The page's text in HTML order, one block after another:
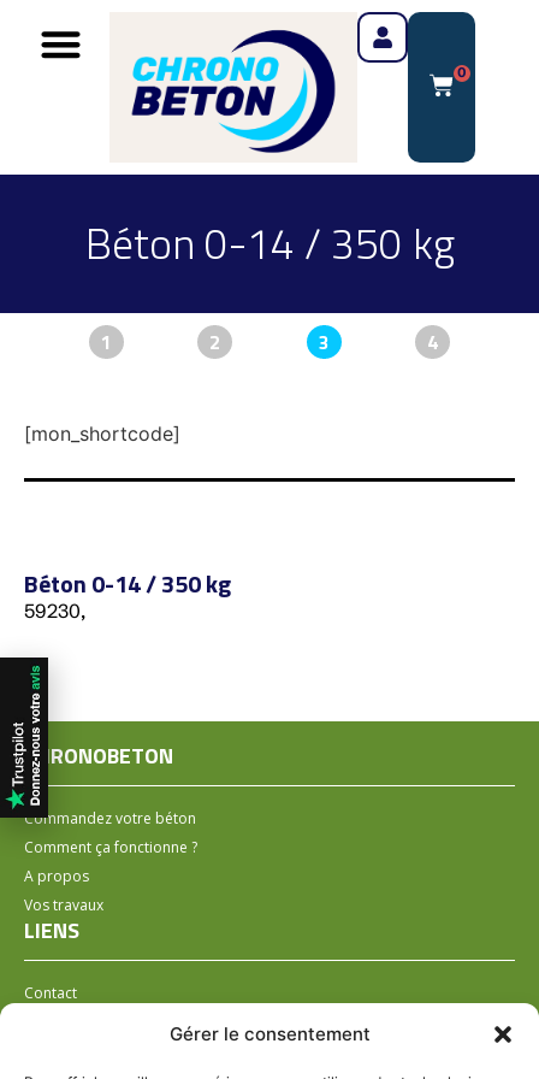
Gérer le consentement
0
Béton 0-14 / 350 kg
1 2 3 4
[mon_shortcode]
Béton 0-14 / 350 kg
59230,
CHRONOBETON
Commandez votre béton
Comment ça fonctionne ?
A propos
Vos travaux
LIENS
Contact